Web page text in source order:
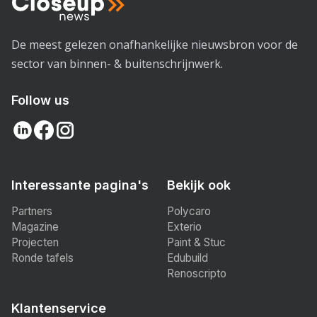
De meest gelezen onafhankelijke nieuwsbron voor de
sector van binnen- & buitenschrijnwerk.
Follow us
Interessante pagina's
Partners
Magazine
Projecten
Ronde tafels
Bekijk ook
Polycaro
Exterio
Paint & Stuc
Edubuild
Renoscripto
Klantenservice